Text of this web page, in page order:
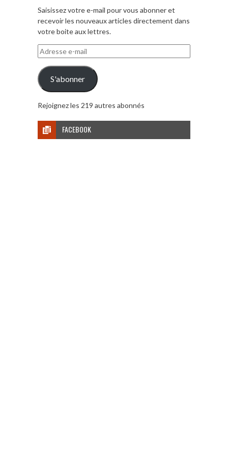
Saisissez votre e-mail pour vous abonner et
recevoir les nouveaux articles directement dans
votre boite aux lettres.
Adresse
e-
mail
S'abonner
Rejoignez les 219 autres abonnés
FACEBOOK